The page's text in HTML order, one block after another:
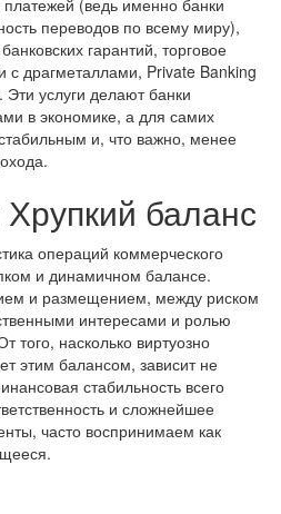
(ведь именно банки
переводов по всему миру),
гарантий, торговое
драгметаллами, Private Banking
услуги делают банки
в экономике, а для самих
и, что важно, менее
баланс
операций коммерческого
и динамичном балансе.
и размещением, между риском
интересами и ролью
того, насколько виртуозно
этим балансом, зависит не
стабильность всего
и сложнейшее
часто воспринимаем как